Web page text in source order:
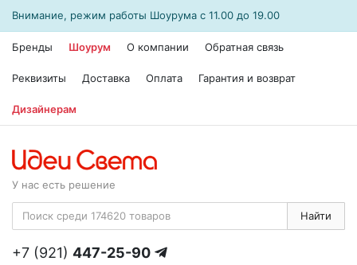
Внимание, режим работы Шоурума с 11.00 до 19.00
Бренды Шоурум О компании Обратная связь
Реквизиты Доставка Оплата Гарантия и возврат
Дизайнерам
У нас есть решение
Найти
+7 (921) 447-25-90